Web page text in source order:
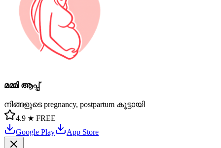
മമ്മി ആപ്പ്
നിങ്ങളുടെ pregnancy, postpartum കൂട്ടായി
4.9 ★ FREE
Google Play
App Store